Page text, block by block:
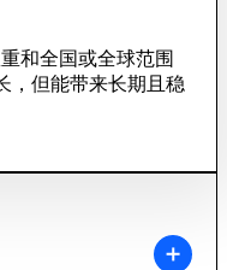
和全国或全球范围
，但能带来长期且稳